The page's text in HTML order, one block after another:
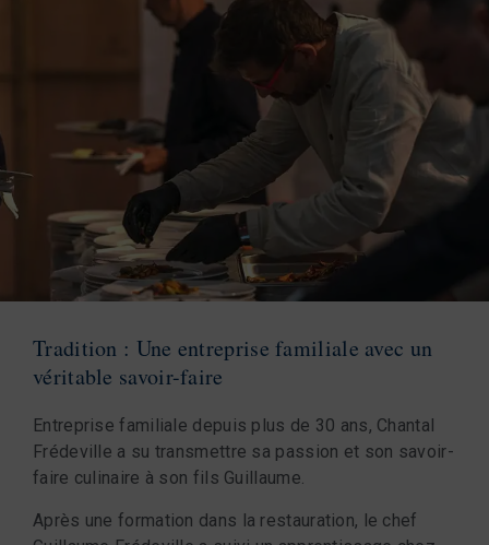
Tradition : Une entreprise familiale avec un
véritable savoir-faire
Entreprise familiale depuis plus de 30 ans, Chantal
Frédeville a su transmettre sa passion et son savoir-
faire culinaire à son fils Guillaume.
Après une formation dans la restauration, le chef